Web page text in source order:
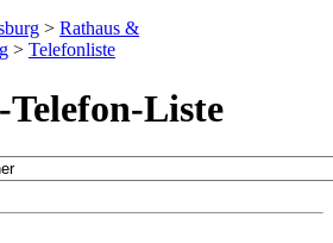
> Rathaus &
> Telefonliste
Liste